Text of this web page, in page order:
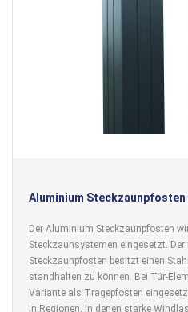
Aluminium
Der Aluminium Steckzaunpfosten
Steckzaunsystemen eingesetzt.
Steckzaunpfosten besitzt einen
standhalten zu können. Bei Tür-
Variante als Tragepfosten
In Regionen, in denen starke